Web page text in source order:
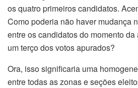
os quatro primeiros candidatos.
Como poderia não haver mudança
entre os candidatos do momento
um terço dos votos apurados?
Ora, isso significaria uma
entre todas as zonas e seções